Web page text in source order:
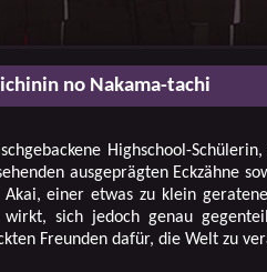
no Nakama-tachi
Highschool-
ausgeprägten Eckzähne
einer etwas zu klein
wirkt, sich jedoch genau
Freunden dafür, die Welt zu